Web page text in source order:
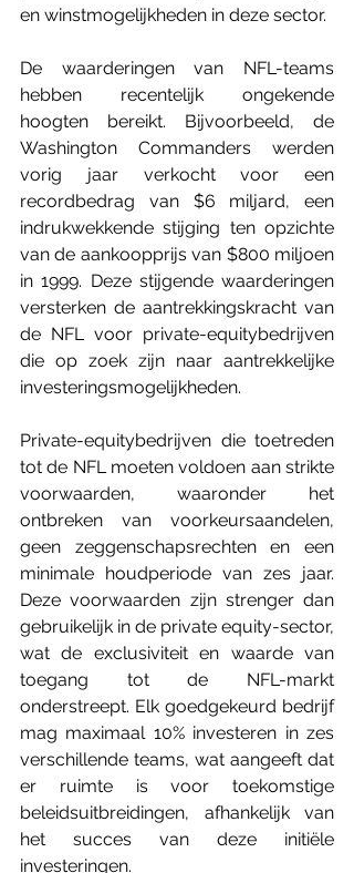
en winstmogelijkheden in deze sector.
De waarderingen van NFL-teams
hebben recentelijk ongekende
hoogten bereikt. Bijvoorbeeld, de
Washington Commanders werden
vorig jaar verkocht voor een
recordbedrag van $6 miljard, een
indrukwekkende stijging ten opzichte
van de aankoopprijs van $800 miljoen
in 1999. Deze stijgende waarderingen
versterken de aantrekkingskracht van
de NFL voor private-equitybedrijven
die op zoek zijn naar aantrekkelijke
investeringsmogelijkheden.
Private-equitybedrijven die toetreden
tot de NFL moeten voldoen aan strikte
voorwaarden, waaronder het
ontbreken van voorkeursaandelen,
geen zeggenschapsrechten en een
minimale houdperiode van zes jaar.
Deze voorwaarden zijn strenger dan
gebruikelijk in de private equity-sector,
wat de exclusiviteit en waarde van
toegang tot de NFL-markt
onderstreept. Elk goedgekeurd bedrijf
mag maximaal 10% investeren in zes
verschillende teams, wat aangeeft dat
er ruimte is voor toekomstige
beleidsuitbreidingen, afhankelijk van
het succes van deze initiële
investeringen.